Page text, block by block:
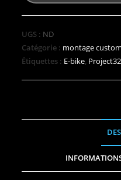
UGS : ND
Catégorie : montage
Étiquettes : E-bike,